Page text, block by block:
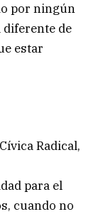
por ningún
diferente de
estar
Radical,
para el
cuando no